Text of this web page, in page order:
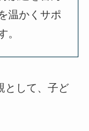
温かくサポ
。
として、子ど